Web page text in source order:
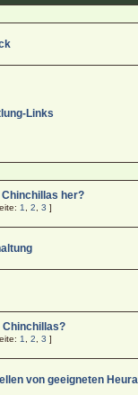
Links
Chinchillas her?
1 ,2 ,3 ]
Chinchillas?
1 ,2 ,3 ]
von geeigneten